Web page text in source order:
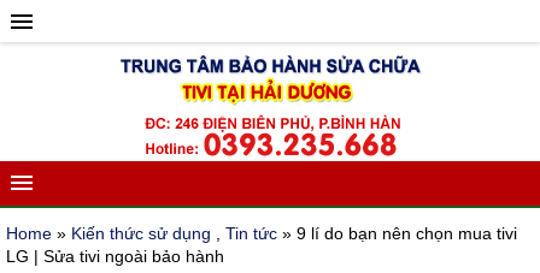
Home » Kiến thức sử dụng , Tin tức » 9 lí do bạn nên chọn mua tivi
LG | Sửa tivi ngoài bảo hành